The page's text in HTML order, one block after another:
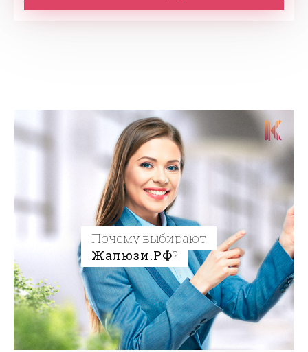
Почему выбирают
Жалюзи.РФ?